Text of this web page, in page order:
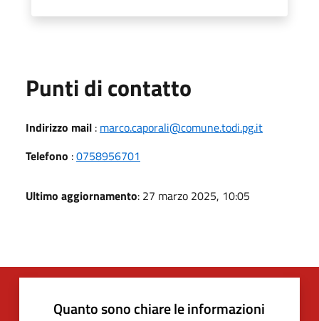
Punti di contatto
Indirizzo mail : marco.caporali@comune.todi.pg.it
Telefono :0758956701
Ultimo aggiornamento: 27 marzo 2025, 10:05
Quanto sono chiare le informazioni